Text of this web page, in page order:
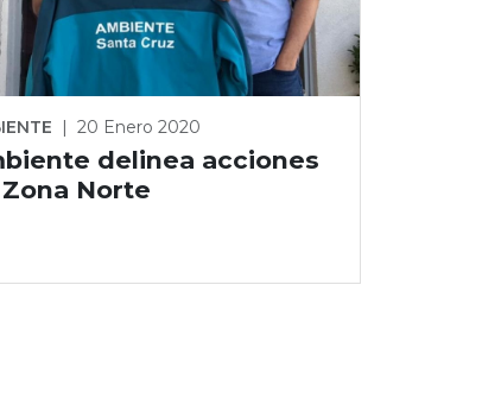
| 20 Enero 2020
delinea acciones
Norte